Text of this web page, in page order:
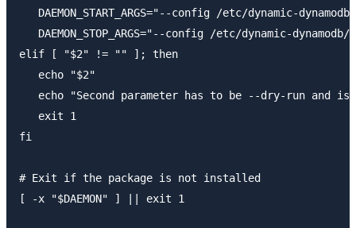
DAEMON_START_ARGS="--config /etc/dynamic-
DAEMON_STOP_ARGS="--config /etc/dynamic-
elif [ "$2" != "" ]; then
   echo "$2"
echo "Second parameter has to be --dry-run and
   exit 1
fi
# Exit if the package is not installed
[ -x "$DAEMON" ] || exit 1